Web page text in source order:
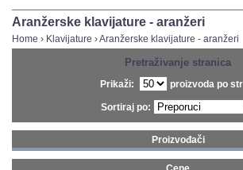
PROIZVOĐAČI
NOVITETI
FEEDBACK
GALERIJA
Aranžerske klavijature - aranžeri
Home › Klavijature ›Aranžerske klavijature - aranžeri
Pretraživanje stranica
Prikaži: proizvoda po
Sortiraj po:
Proizvođači
Yamaha aranžerske klavijature (1)